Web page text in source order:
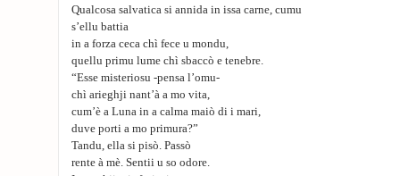
Qualcosa salvatica si annida in issa carne, cumu
s’ellu battia
in a forza ceca chì fece u mondu,
quellu primu lume chì sbaccò e tenebre.
“Esse misteriosu -pensa l’omu-
chì arieghji nant’à a mo vita,
cum’è a Luna in a calma maiò di i mari,
duve porti a mo primura?”
Tandu, ella si pisò. Passò
rente à mè. Sentii u so odore.